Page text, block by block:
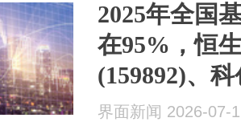
2025年全国
在95%，恒
(159892)、
(588130)冲
界面新闻 2026-07-